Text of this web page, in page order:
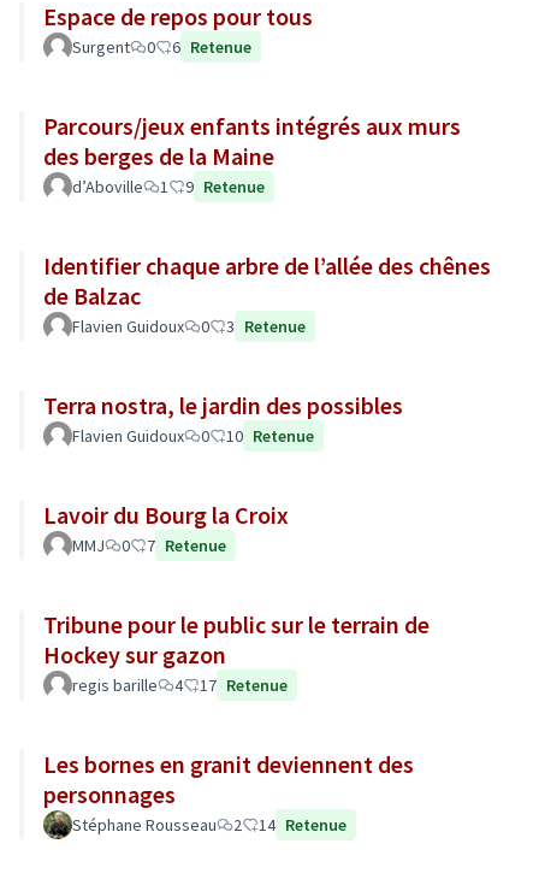
Espace de repos pour tous
Surgent 0 6 Retenue
Parcours/jeux enfants intégrés aux murs
des berges de la Maine
d’Aboville 1 9 Retenue
Identifier chaque arbre de l’allée des chênes
de Balzac
Flavien Guidoux 0 3 Retenue
Terra nostra, le jardin des possibles
Flavien Guidoux 0 10 Retenue
Lavoir du Bourg la Croix
MMJ 0 7 Retenue
Tribune pour le public sur le terrain de
Hockey sur gazon
regis barille 4 17 Retenue
Les bornes en granit deviennent des
personnages
Stéphane Rousseau 2 14 Retenue